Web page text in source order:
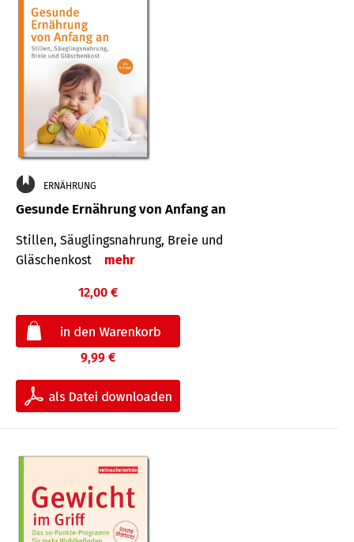
ERNÄHRUNG
Gesunde Ernährung von Anfang an
Stillen, Säuglingsnahrung, Breie und
Gläschenkost
mehr
12,00 €
9,99 €